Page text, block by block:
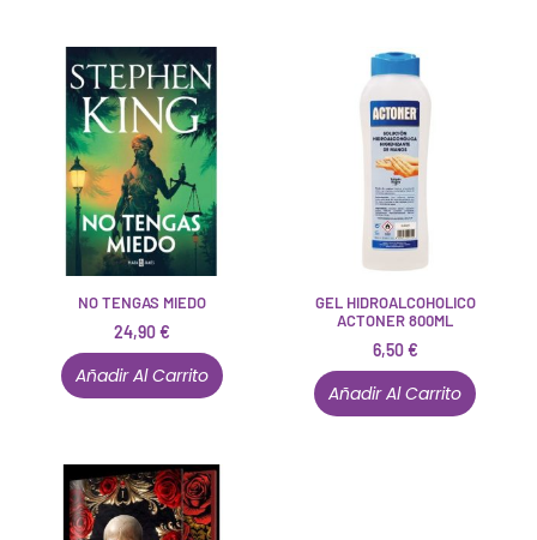
NO TENGAS MIEDO
24,90€
Añadir Al Carrito
GEL HIDROALCOHOLICO
ACTONER 800ML
6,50€
Añadir Al Carrito